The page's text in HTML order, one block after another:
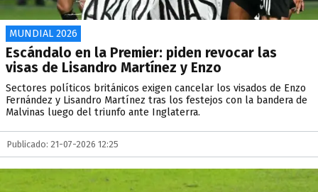
MUNDIAL 2026
Escándalo en la Premier: piden revocar las
visas de Lisandro Martínez y Enzo
Sectores políticos británicos exigen cancelar los visados de Enzo
Fernández y Lisandro Martínez tras los festejos con la bandera de
Malvinas luego del triunfo ante Inglaterra.
Publicado: 21-07-2026 12:25